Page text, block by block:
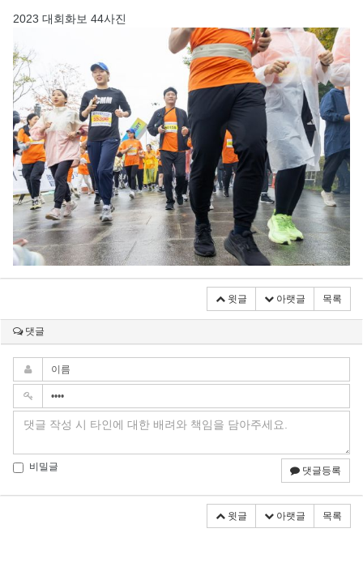
2023 대회화보 44사진
윗글 아랫글 목록
댓글
비밀글 댓글등록
윗글 아랫글 목록